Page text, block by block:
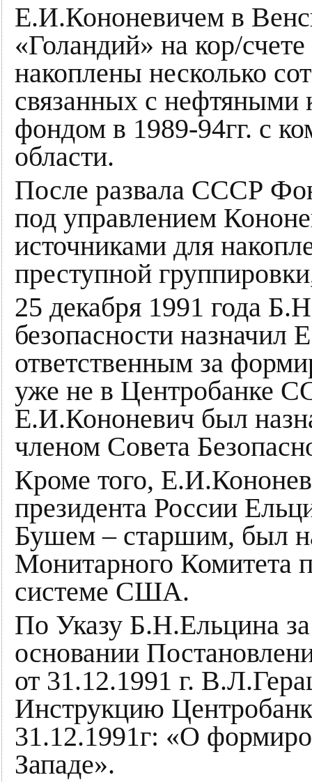
Е.И.Кононевичем в
«Голандий» на кор/
накоплены несколько
связанных с нефтяными
фондом в 1989-94гг. с
области.
После развала СССР
под управлением
источниками для
преступной
25 декабря 1991 года
безопасности назначил
ответственным за
уже не в Центробанке
Е.И.Кононевич был
членом Совета
Кроме того,
президента России
Бушем – старшим, был
Монитарного Комитета
системе США.
По Указу Б.Н.Ельцина
основании
от 31.12.1991 г.
Инструкцию
31.12.1991г: «О
Западе».